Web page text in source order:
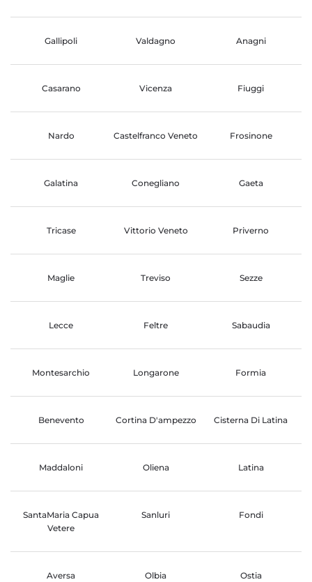
Gallipoli Valdagno Anagni
Casarano Vicenza Fiuggi
Nardo Castelfranco Veneto Frosinone
Galatina Conegliano Gaeta
Tricase Vittorio Veneto Priverno
Maglie Treviso Sezze
Lecce Feltre Sabaudia
Montesarchio Longarone Formia
Benevento Cortina D'ampezzo Cisterna Di Latina
Maddaloni Oliena Latina
SantaMaria Capua
Vetere
Sanluri Fondi
Aversa Olbia Ostia